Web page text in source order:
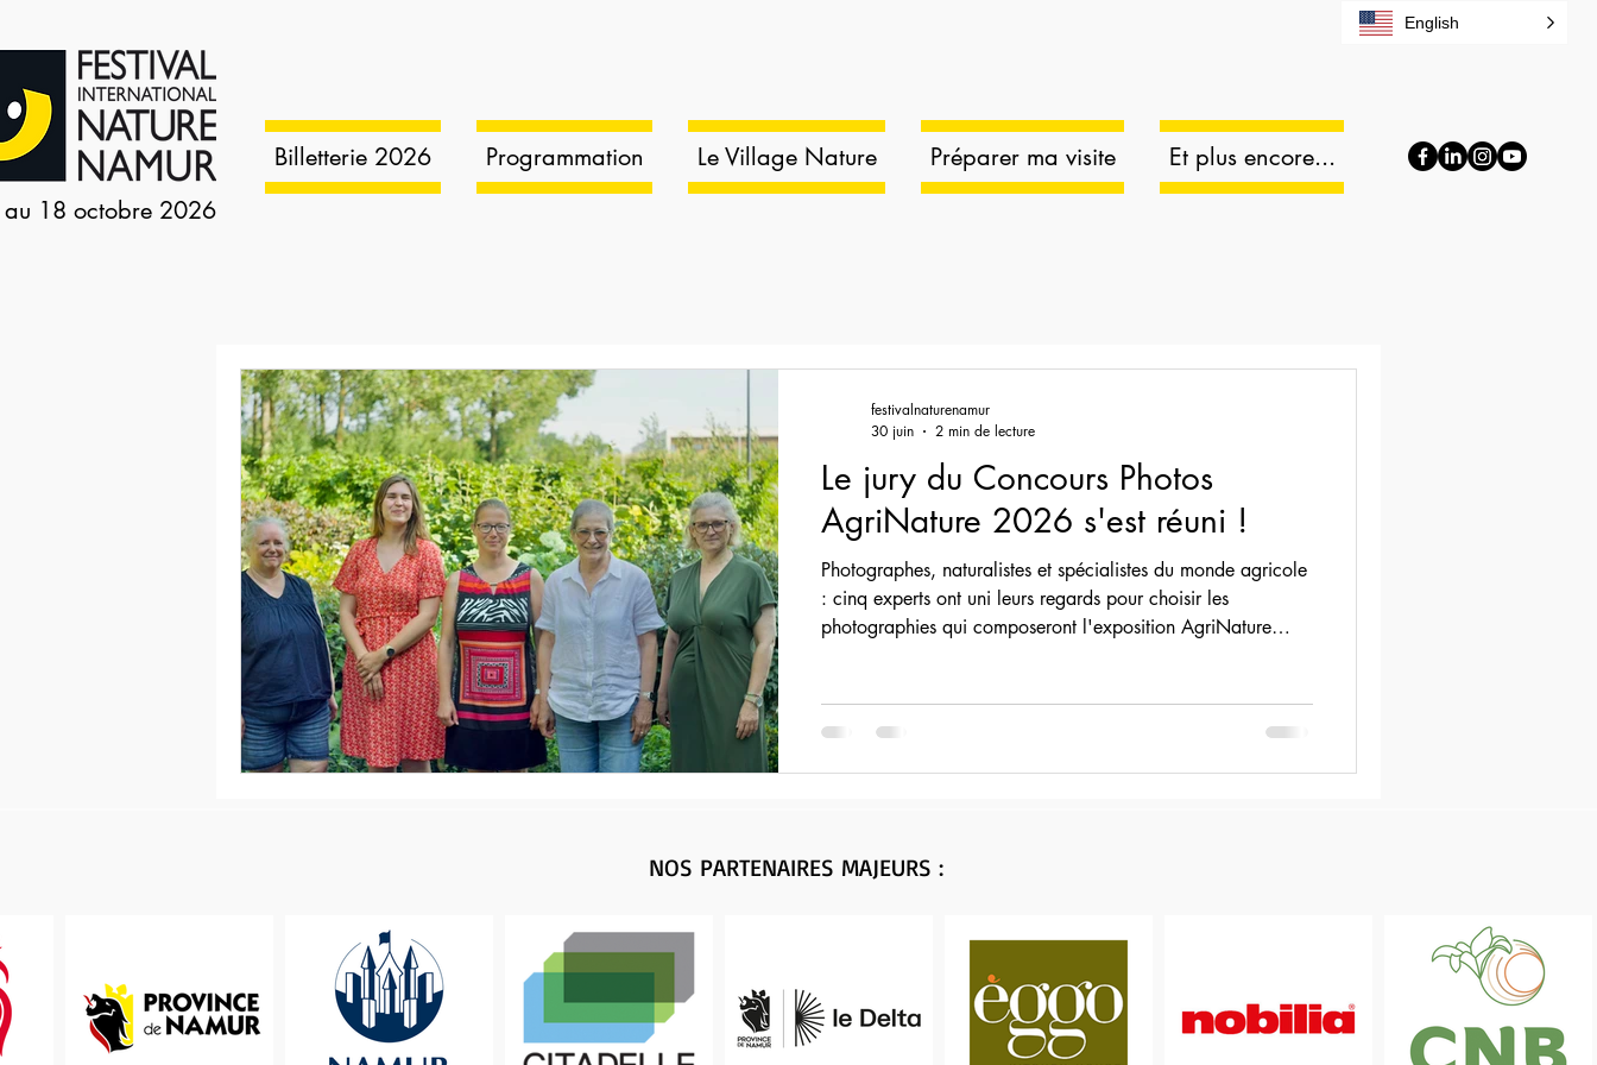
18 octobre 2026
Billetterie 2026 Programmation Le Village Nature Préparer ma visite Et plus encore...
Le jury du Concours Photos
AgriNature 2026 s'est réuni !
Photographes, naturalistes et spécialistes du monde agricole
: cinq experts ont uni leurs regards pour choisir les
photographies qui composeront l'exposition AgriNature
festivalnaturenamur
30 juin
2 min de lecture
NOS PARTENAIRES MAJEURS :
English